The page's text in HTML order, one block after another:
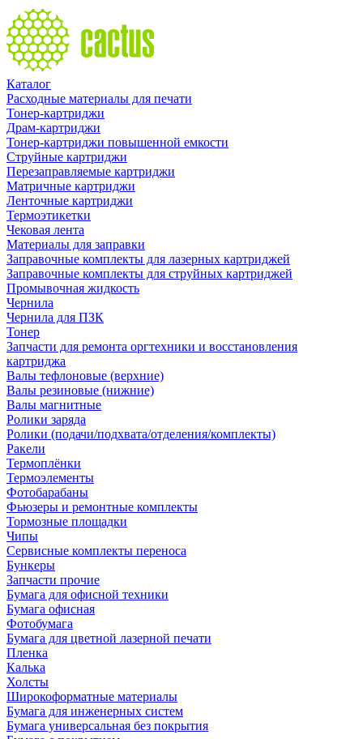
Каталог
Расходные материалы для печати
Тонер-картриджи
Драм-картриджи
Тонер-картриджи повышенной емкости
Струйные картриджи
Перезаправляемые картриджи
Матричные картриджи
Ленточные картриджи
Термоэтикетки
Чековая лента
Материалы для заправки
Заправочные комплекты для лазерных картриджей
Заправочные комплекты для струйных картриджей
Промывочная жидкость
Чернила
Чернила для ПЗК
Тонер
Запчасти для ремонта оргтехники и восстановления
картриджа
Валы тефлоновые (верхние)
Валы резиновые (нижние)
Валы магнитные
Ролики заряда
Ролики (подачи/подхвата/отделения/комплекты)
Ракели
Термоплёнки
Термоэлементы
Фотобарабаны
Фьюзеры и ремонтные комплекты
Тормозные площадки
Чипы
Сервисные комплекты переноса
Бункеры
Запчасти прочие
Бумага для офисной техники
Бумага офисная
Фотобумага
Бумага для цветной лазерной печати
Пленка
Калька
Холсты
Широкоформатные материалы
Бумага для инженерных систем
Бумага универсальная без покрытия